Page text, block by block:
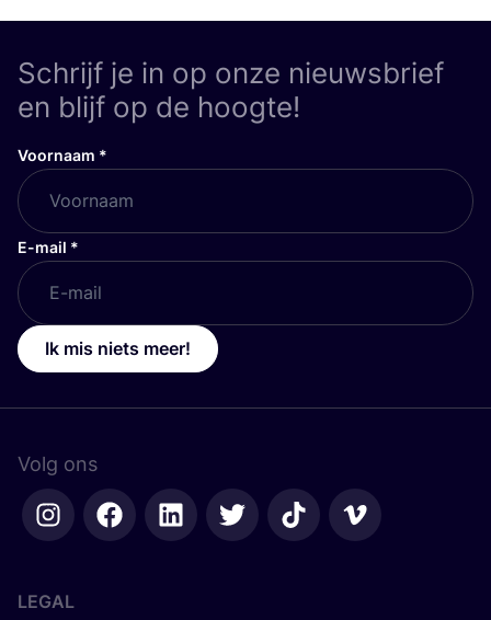
Schrijf je in op onze nieuwsbrief
en blijf op de hoogte!
Voornaam *
E-mail *
Ik mis niets meer!
Volg ons
LEGAL